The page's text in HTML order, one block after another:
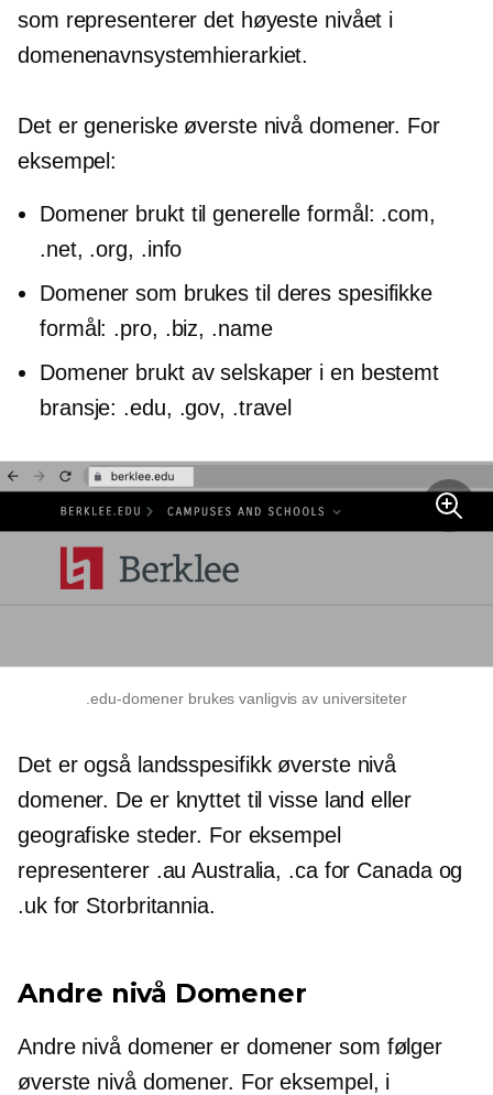
som representerer det høyeste nivået i
domenenavnsystemhierarkiet.
Det er generiske øverste nivå domener. For
eksempel:
Domener brukt til generelle formål: .com,
.net, .org, .info
Domener som brukes til deres spesifikke
formål: .pro, .biz, .name
Domener brukt av selskaper i en bestemt
bransje: .edu, .gov, .travel
.edu-domener brukes vanligvis av universiteter
Det er også landsspesifikk øverste nivå
domener. De er knyttet til visse land eller
geografiske steder. For eksempel
representerer .au Australia, .ca for Canada og
.uk for Storbritannia.
Andre nivå Domener
Andre nivå domener er domener som følger
øverste nivådomener. For eksempel, i